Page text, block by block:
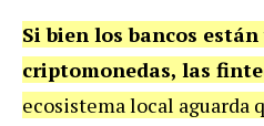
Si bien los bancos
criptomonedas, las
ecosistema local aguarda